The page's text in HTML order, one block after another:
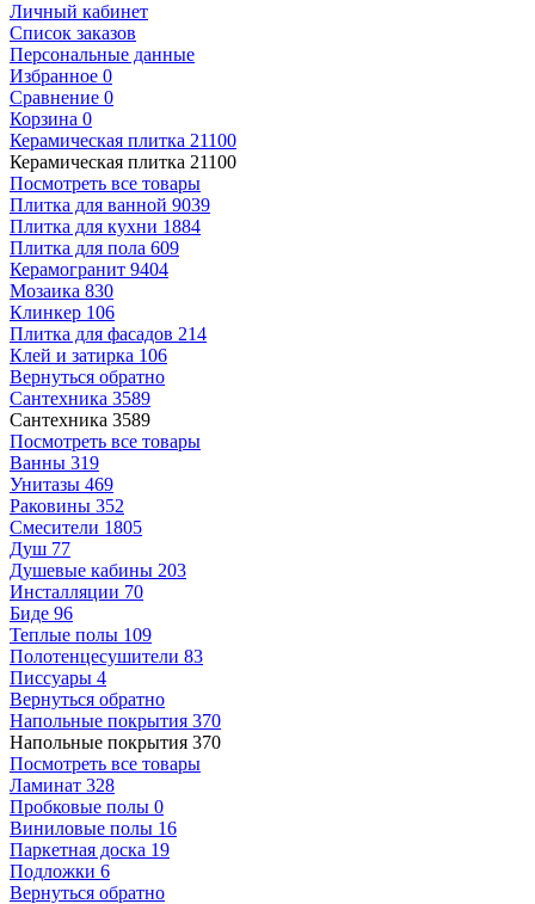
Личный кабинет
Список заказов
Персональные данные
Избранное 0
Сравнение 0
Корзина 0
Керамическая плитка 21100
Керамическая плитка 21100
Посмотреть все товары
Плитка для ванной 9039
Плитка для кухни 1884
Плитка для пола 609
Керамогранит 9404
Мозаика 830
Клинкер 106
Плитка для фасадов 214
Клей и затирка 106
Вернуться обратно
Сантехника 3589
Сантехника 3589
Посмотреть все товары
Ванны 319
Унитазы 469
Раковины 352
Смесители 1805
Душ 77
Душевые кабины 203
Инсталляции 70
Биде 96
Теплые полы 109
Полотенцесушители 83
Писсуары 4
Вернуться обратно
Напольные покрытия 370
Напольные покрытия 370
Посмотреть все товары
Ламинат 328
Пробковые полы 0
Виниловые полы 16
Паркетная доска 19
Подложки 6
Вернуться обратно